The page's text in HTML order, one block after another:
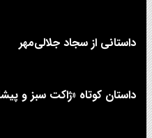
داستانی از سجاد جلالی‌مهر
داستان کوتاه «ژاکت سبز و